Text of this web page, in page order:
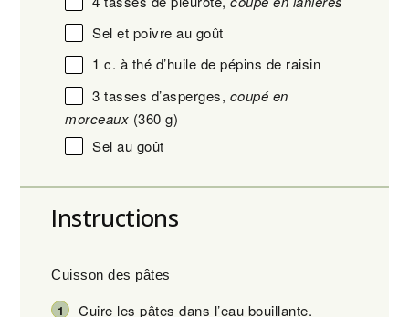
Sel et poivre au goût
1 c. à thé d’huile de pépins de raisin
3 tasses d’asperges, coupé en
morceaux (360 g)
Sel au goût
Instructions
Cuisson des pâtes
Cuire les pâtes dans l’eau bouillante.